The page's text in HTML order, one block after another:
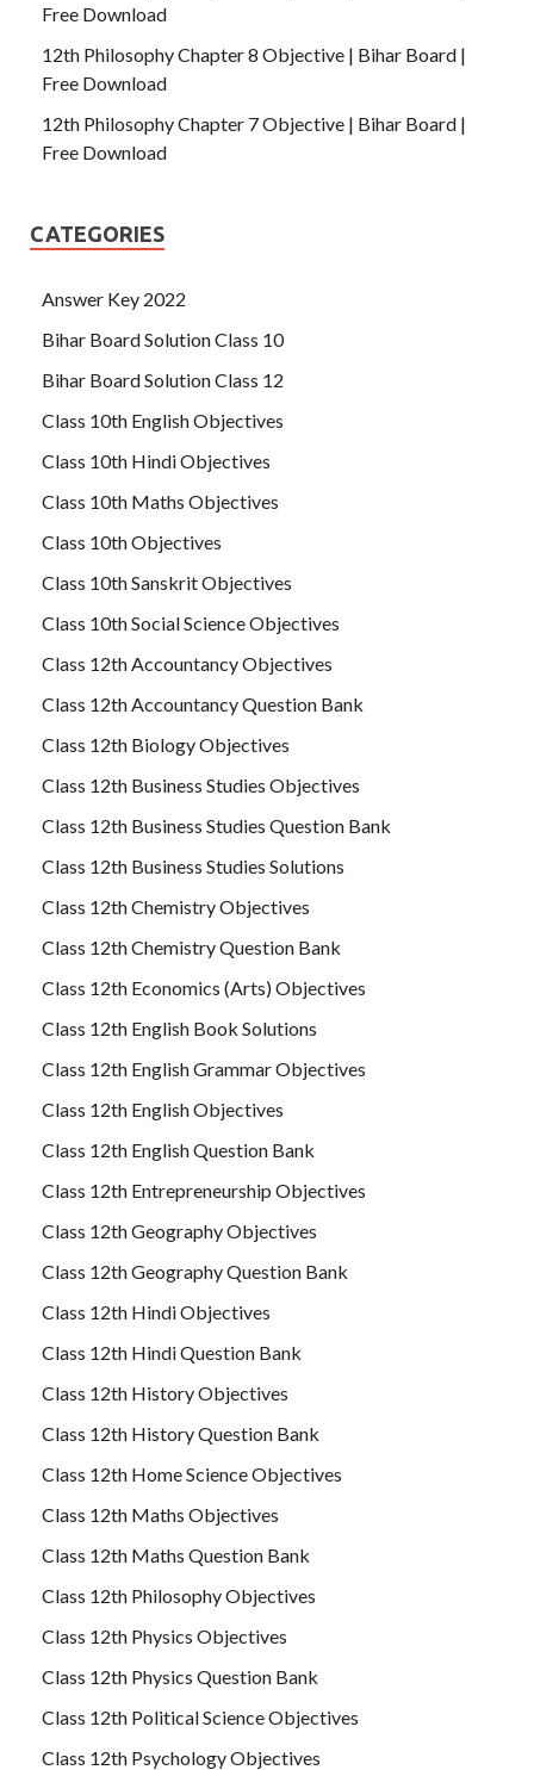
Free Download
12th Philosophy Chapter 8 Objective | Bihar Board |
Free Download
12th Philosophy Chapter 7 Objective | Bihar Board |
Free Download
CATEGORIES
Answer Key 2022
Bihar Board Solution Class 10
Bihar Board Solution Class 12
Class 10th English Objectives
Class 10th Hindi Objectives
Class 10th Maths Objectives
Class 10th Objectives
Class 10th Sanskrit Objectives
Class 10th Social Science Objectives
Class 12th Accountancy Objectives
Class 12th Accountancy Question Bank
Class 12th Biology Objectives
Class 12th Business Studies Objectives
Class 12th Business Studies Question Bank
Class 12th Business Studies Solutions
Class 12th Chemistry Objectives
Class 12th Chemistry Question Bank
Class 12th Economics (Arts) Objectives
Class 12th English Book Solutions
Class 12th English Grammar Objectives
Class 12th English Objectives
Class 12th English Question Bank
Class 12th Entrepreneurship Objectives
Class 12th Geography Objectives
Class 12th Geography Question Bank
Class 12th Hindi Objectives
Class 12th Hindi Question Bank
Class 12th History Objectives
Class 12th History Question Bank
Class 12th Home Science Objectives
Class 12th Maths Objectives
Class 12th Maths Question Bank
Class 12th Philosophy Objectives
Class 12th Physics Objectives
Class 12th Physics Question Bank
Class 12th Political Science Objectives
Class 12th Psychology Objectives